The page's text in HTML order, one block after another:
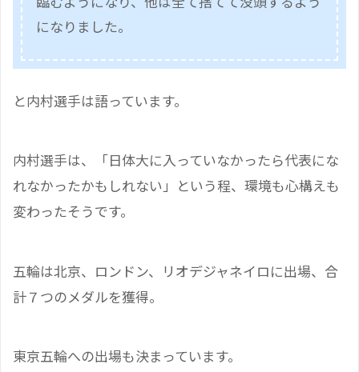
になりました。
と内村選手は語っています。
内村選手は、「日体大に入っていなかったら代表にな
れなかったかもしれない」という程、環境も心構えも
変わったそうです。
五輪は北京、ロンドン、リオデジャネイロに出場、合
計７つのメダルを獲得。
東京五輪への出場も決まっています。